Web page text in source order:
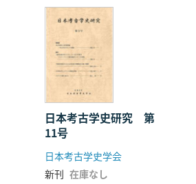
日本考古学史研究 第
11号
日本考古学史学会
新刊 在庫なし